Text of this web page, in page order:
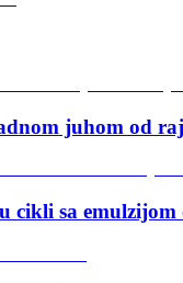
juhom od
cikli sa